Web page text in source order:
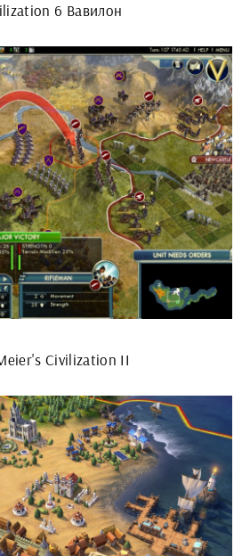
6 Вавилон
Civilization II